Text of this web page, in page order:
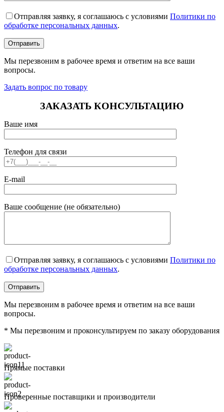
Отправляя заявку, я соглашаюсь с условиями Политики по
обработке персональных данных.
Мы перезвоним в рабочее время и ответим на все ваши
вопросы.
Задать вопрос по товару
ЗАКАЗАТЬ КОНСУЛЬТАЦИЮ
Ваше имя
Телефон для связи
E-mail
Ваше сообщение (не обязательно)
Отправляя заявку, я соглашаюсь с условиями Политики по
обработке персональных данных.
Мы перезвоним в рабочее время и ответим на все ваши
вопросы.
* Мы перезвоним и проконсультируем по заказу оборудования
Прямые поставки
Проверенные поставщики и производители